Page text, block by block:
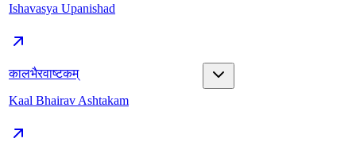
Ishavasya Upanishad
कालभैरवाष्टकम्
Kaal Bhairav Ashtakam